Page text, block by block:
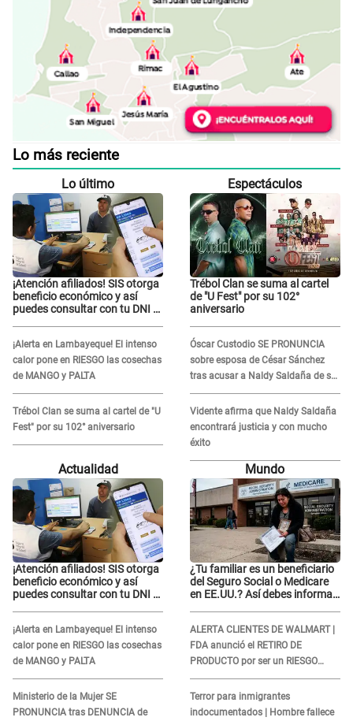
Lo más reciente
Lo último
¡Atención afiliados! SIS otorga
beneficio económico y así
puedes consultar con tu DNI si
¡Alerta en Lambayeque! El intenso
calor pone en RIESGO las cosechas
de MANGO y PALTA
Trébol Clan se suma al cartel de "U
Fest" por su 102° aniversario
Espectáculos
Trébol Clan se suma al cartel
de "U Fest" por su 102°
aniversario
Óscar Custodio SE PRONUNCIA
sobre esposa de César Sánchez
tras acusar a Naldy Saldaña de ser
PAREJA del músico: "Lo dejo en
manos de la justicia"
Vidente afirma que Naldy Saldaña
encontrará justicia y con mucho
éxito
Actualidad
¡Atención afiliados! SIS otorga
beneficio económico y así
puedes consultar con tu DNI si
¡Alerta en Lambayeque! El intenso
calor pone en RIESGO las cosechas
de MANGO y PALTA
Ministerio de la Mujer SE
PRONUNCIA tras DENUNCIA de
Mundo
¿Tu familiar es un beneficiario
del Seguro Social o Medicare
en EE.UU.? Así debes informar
ALERTA CLIENTES DE WALMART |
FDA anunció el RETIRO DE
PRODUCTO por ser un RIESGO
MORTAL para consumidores: ¿Cuál
es?
Terror para inmigrantes
indocumentados | Hombre fallece